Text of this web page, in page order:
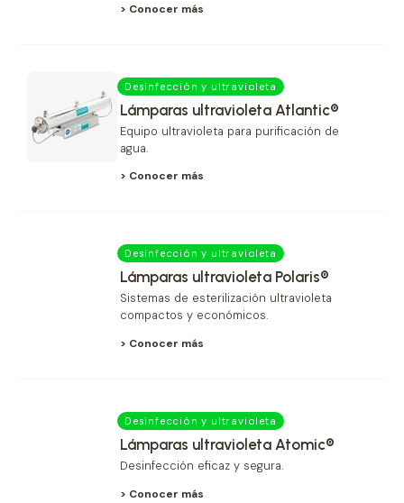
> Conocer más
Desinfección y ultravioleta
Lámparas ultravioleta Atlantic®
Equipo ultravioleta para purificación de
agua.
> Conocer más
Desinfección y ultravioleta
Lámparas ultravioleta Polaris®
Sistemas de esterilización ultravioleta
compactos y económicos.
> Conocer más
Desinfección y ultravioleta
Lámparas ultravioleta Atomic®
Desinfección eficaz y segura.
> Conocer más